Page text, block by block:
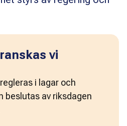
vi
i lagar och
beslutas av riksdagen